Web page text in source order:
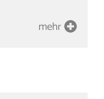
mehr